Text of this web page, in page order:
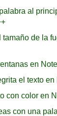
al
de la
en
el texto en
con color en
con una